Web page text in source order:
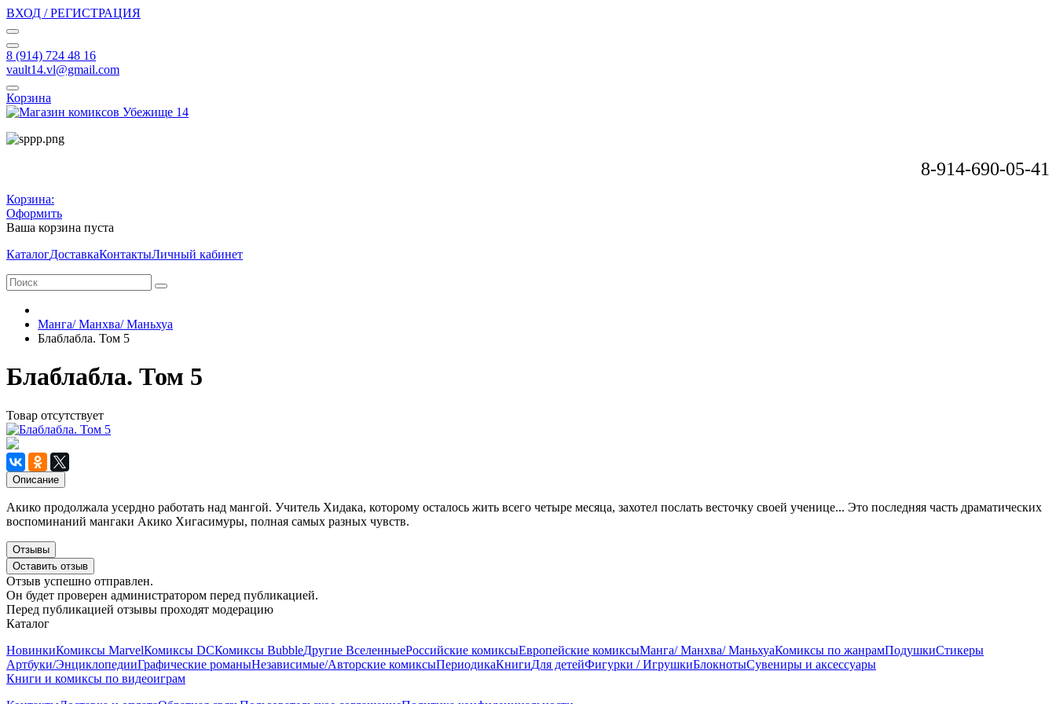
ВХОД / РЕГИСТРАЦИЯ
8 (914) 724 48 16
vault14.vl@gmail.com
Корзина
8-914-690-05-41
Корзина:
Оформить
Ваша корзина пуста
КаталогДоставкаКонтактыЛичный кабинет
Манга/ Манхва/ Маньхуа
Блаблабла. Том 5
Блаблабла. Том 5
Товар отсутствует
Описание
Акико продолжала усердно работать над мангой. Учитель Хидака, которому осталось жить всего четыре месяца, захотел послать весточку своей ученице... Это последняя часть драматических
воспоминаний мангаки Акико Хигасимуры, полная самых разных чувств.
Отзывы
Оставить отзыв
Отзыв успешно отправлен.
Он будет проверен администратором перед публикацией.
Перед публикацией отзывы проходят модерацию
Каталог
НовинкиКомиксы MarvelКомиксы DCКомиксы BubbleДругие ВселенныеРоссийские комиксыЕвропейские комиксыМанга/ Манхва/ МаньхуаКомиксы по жанрамПодушкиСтикеры
Артбуки/ЭнциклопедииГрафические романыНезависимые/Авторские комиксыПериодикаКнигиДля детейФигурки / ИгрушкиБлокнотыСувениры и аксессуары
Книги и комиксы по видеоиграм